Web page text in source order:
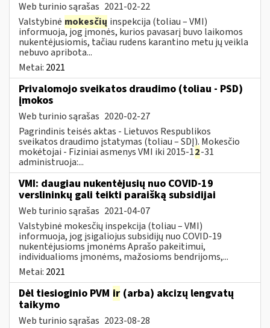
Web turinio sąrašas 2021-02-22
Valstybinė mokesčių inspekcija (toliau – VMI)
informuoja, jog įmonės, kurios pavasarį buvo laikomos
nukentėjusiomis, tačiau rudens karantino metu jų veikla
nebuvo apribota...
Metai: 2021
Privalomojo sveikatos draudimo (toliau - PSD)
įmokos
Web turinio sąrašas 2020-02-27
Pagrindinis teisės aktas - Lietuvos Respublikos
sveikatos draudimo įstatymas (toliau – SDĮ). Mokesčio
mokėtojai - Fiziniai asmenys VMI iki 2015-12-31
administruoja:...
VMI: daugiau nukentėjusių nuo COVID-19
verslininkų gali teikti paraišką subsidijai
Web turinio sąrašas 2021-04-07
Valstybinė mokesčių inspekcija (toliau – VMI)
informuoja, jog įsigaliojus subsidijų nuo COVID-19
nukentėjusioms įmonėms Aprašo pakeitimui,
individualioms įmonėms, mažosioms bendrijoms,...
Metai: 2021
Dėl tiesioginio PVM ir (arba) akcizų lengvatų
taikymo
Web turinio sąrašas 2023-08-28